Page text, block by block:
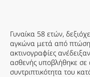
Γυναίκα 58 ετών,
αγκώνα μετά από
ακτινογραφίες
ασθενής υποβλήθηκε σε
συντριπτικότητα του